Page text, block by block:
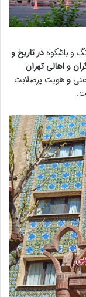
و باشکوهدر تاریخ و
و اهالی تهران
وهویت پرصلابت